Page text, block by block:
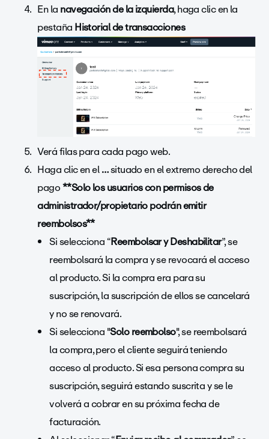
En lanavegación de la izquierda, haga clic en la
pestañaHistorial de transacciones
Verá filas para cada pago web.
Haga clic en el…situado en el extremo derecho del
pago**Solo los usuarios con permisos de
administrador/propietario podrán emitir
reembolsos**
Si selecciona “Reembolsar y Deshabilitar”, se
reembolsará la compra y se revocará el acceso
al producto. Si la compra era para su
suscripción, la suscripción de ellos se cancelará
y no se renovará.
Si selecciona "Solo reembolso", se reembolsará
la compra, pero el cliente seguirá teniendo
acceso al producto. Si esa persona compra su
suscripción, seguirá estando suscrita y se le
volverá a cobrar en su próxima fecha de
facturación.